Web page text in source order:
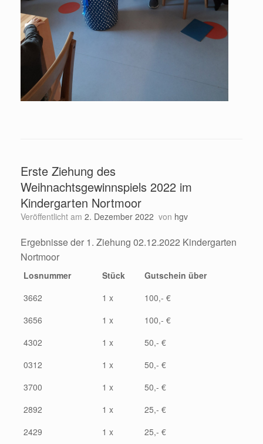
Erste Ziehung des
Weihnachtsgewinnspiels 2022 im
Kindergarten Nortmoor
Veröffentlicht am 2. Dezember 2022 von hgv
Ergebnisse der 1. Ziehung 02.12.2022 Kindergarten
Nortmoor
Losnummer Stück
Gutschein über
3662
1 x
100,- €
3656
1 x
100,- €
4302
1 x
50,- €
0312
1 x
50,- €
3700
1 x
50,- €
2892
1 x
25,- €
2429
1 x
25,- €